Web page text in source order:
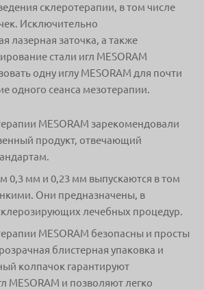
склеротерапии, в том числе
Исключительно
лазерная заточка, а также
стали игл MESORAM
одну иглу MESORAM для почти
одного сеанса мезотерапии.
MESORAM зарекомендовали
продукт, отвечающий
0,3 мм и 0,23 мм выпускаются в том
Они предназначены, в
лечебных процедур.
MESORAM безопасны и просты
блистерная упаковка и
колпачок гарантируют
MESORAM и позволяют легко